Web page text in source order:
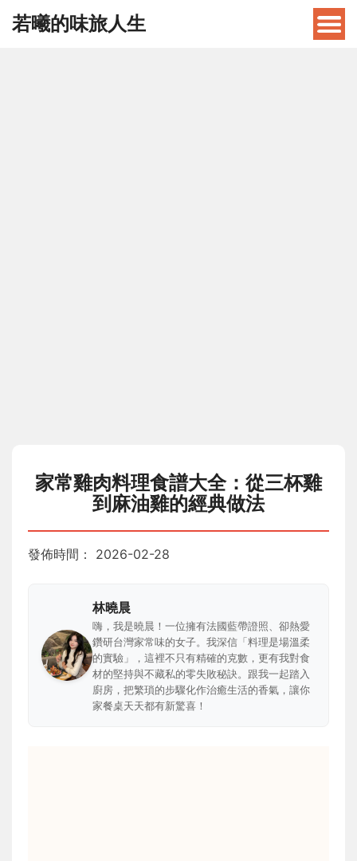
若曦的味旅人生
家常雞肉料理食譜大全：從三杯雞
到麻油雞的經典做法
發佈時間： 2026-02-28
林曉晨
嗨，我是曉晨！一位擁有法國藍帶證照、卻熱愛
鑽研台灣家常味的女子。我深信「料理是場溫柔
的實驗」，這裡不只有精確的克數，更有我對食
材的堅持與不藏私的零失敗秘訣。跟我一起踏入
廚房，把繁瑣的步驟化作治癒生活的香氣，讓你
家餐桌天天都有新驚喜！